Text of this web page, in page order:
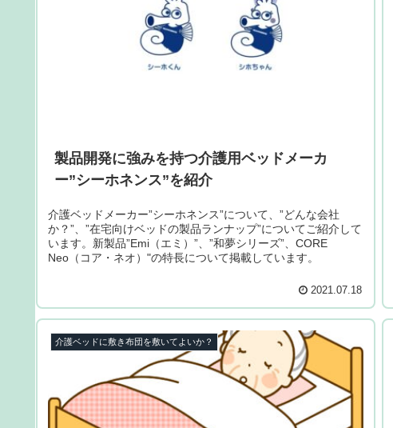
製品開発に強みを持つ介護用ベッドメーカ
ー”シーホネンス”を紹介
介護ベッドメーカー”シーホネンス”について、”どんな会社
か？”、”在宅向けベッドの製品ランナップ”についてご紹介して
います。新製品”Emi（エミ）”、”和夢シリーズ”、CORE
Neo（コア・ネオ）"の特長について掲載しています。
2021.07.18
介護ベッドに敷き布団を敷いてよいか？